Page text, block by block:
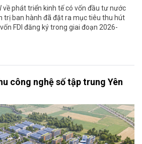
về phát triển kinh tế có vốn đầu tư nước
trị ban hành đã đặt ra mục tiêu thu hút
FDI đăng ký trong giai đoạn 2026-
công nghệ số tập trung Yên